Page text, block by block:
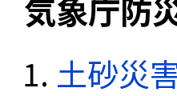
気象庁防
土砂災